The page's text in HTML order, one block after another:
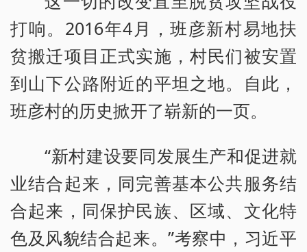
打响。2016年4月，班彦新村易地扶
贫搬迁项目正式实施，村民们被安置
到山下公路附近的平坦之地。自此，
班彦村的历史掀开了崭新的一页。
“新村建设要同发展生产和促进就
业结合起来，同完善基本公共服务结
合起来，同保护民族、区域、文化特
色及风貌结合起来。”考察中，习近平